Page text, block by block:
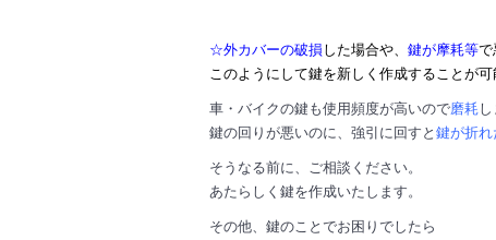
☆外カバーの破損 した場合や、 鍵が摩耗等で
このようにして鍵を新しく作成することが可
車・バイクの鍵も使用頻度が高いので磨耗し
鍵の回りが悪いのに、強引に回すと 鍵が折れ
そうなる前に、ご相談ください。
あたらしく鍵を作成いたします。
その他、鍵のことでお困りでしたら